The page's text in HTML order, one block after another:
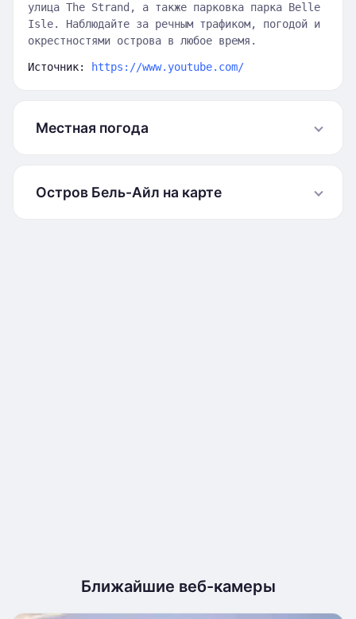
улица The Strand, а также парковка парка Belle
Isle. Наблюдайте за речным трафиком, погодой и
окрестностями острова в любое время.
Источник: https://www.youtube.com/
Местная погода
Остров Бель-Айл на карте
Ближайшие веб-камеры